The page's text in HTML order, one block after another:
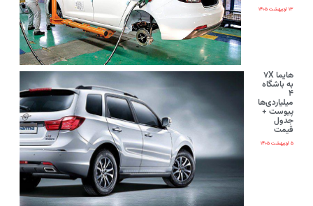
۱۳ اردیبهشت ۱۴۰۵
هایما ۷X
به باشگاه
۴
میلیاردی‌ها
پیوست +
جدول
قیمت
۵ اردیبهشت ۱۴۰۵